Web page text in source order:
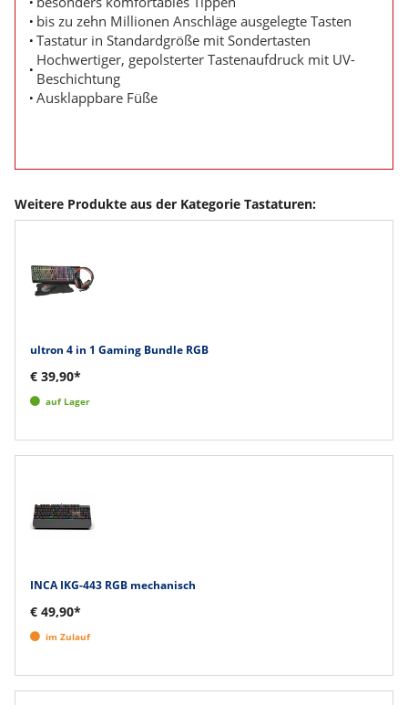
bis zu zehn Millionen Anschläge ausgelegte Tasten
Tastatur in Standardgröße mit Sondertasten
Hochwertiger, gepolsterter Tastenaufdruck mit UV-
Beschichtung
Ausklappbare Füße
Weitere Produkte aus der Kategorie Tastaturen:
ultron 4 in 1 Gaming Bundle RGB
€ 39,90*
auf Lager
INCA IKG-443 RGB mechanisch
€ 49,90*
im Zulauf